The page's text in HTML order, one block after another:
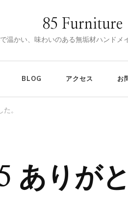
85 Furniture
温かい、味わいのある無垢材ハンドメ
BLOG アクセス お
。
ありが